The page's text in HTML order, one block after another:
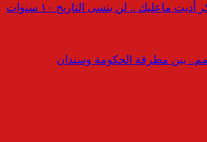
كلمة حق : د.شاكر أديت ماعليك .. لن ينسى التاريخ ١٠ سنوات
بين مطرقة الحكومة وسندان